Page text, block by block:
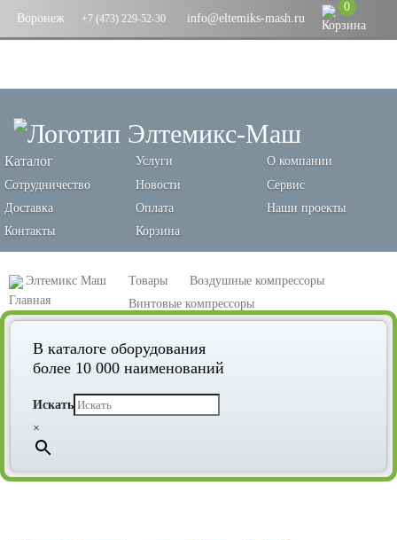
Воронеж +7 (473) 229-52-30 info@eltemiks-mash.ru
0
Каталог Услуги
О компании
Сотрудничество
Новости
Сервис
Доставка
Оплата
Наши проекты
Контакты
Корзина
Элтемикс Маш Товары
Воздушные компрессоры
Винтовые компрессоры
Винтовой компрессор Remeza ДК-12/7Р
В каталоге оборудования
более 10 000 наименований
Искать
×